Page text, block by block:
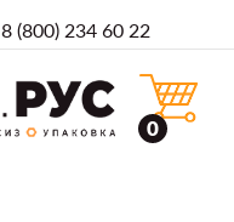
8 (800) 234 60 22
0